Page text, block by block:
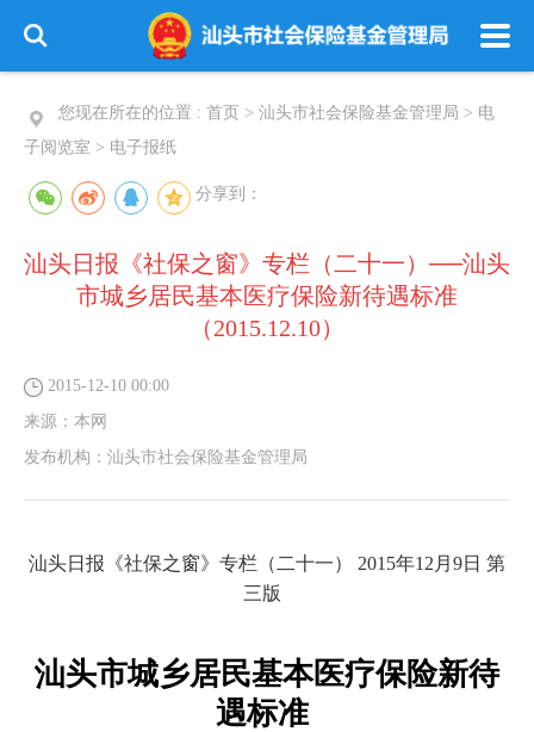
您现在所在的位置 : 首页 > 汕头市社会保险基金管理局 > 电
子阅览室 > 电子报纸
分享到：
汕头日报《社保之窗》专栏（二十一）──汕头
市城乡居民基本医疗保险新待遇标准
（2015.12.10）
2015-12-10 00:00
来源： 本网
发布机构： 汕头市社会保险基金管理局
汕头日报《社保之窗》专栏（二十一） 2015年12 月 9日 第
三版
汕头市城乡居民基本医疗保险新待
遇标准